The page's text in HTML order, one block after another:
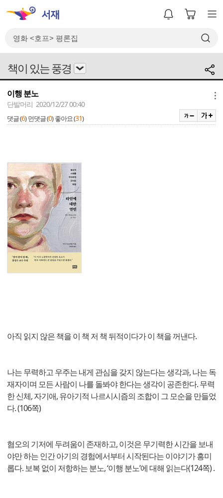
책이 있는 풍경
이행 분노
단발머리 2020/12/27 00:40
댓글 (6) 먼댓글 (0) 좋아요 (31)
아직 읽지 않은 책을 이 책 저 책 뒤적이다가 이 책을 꺼낸다.
나는 무력하고 우주는 내게 관심을 갖지 않는다는 생각과, 나는 독
재자이며 모든 사람이 나를 돌봐야 한다는 생각이 공존한다. 무력
한 신체, 자기애, 유아기적 나르시시즘의 조합이 그 모순을 만들었
다. (106쪽)
혐오의 기저에 두려움이 존재하고, 이것은 무기력한 시간을 보내
야만 하는 인간 아기의 경험에서부터 시작된다는 이야기가 흥미
롭다. 보복 없이 저항하는 분노, ‘이행 분노’에 대해 읽는다(124쪽) .